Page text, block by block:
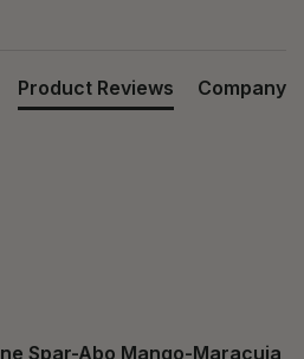
Product Reviews Company
Spar-Abo Mango-Maracuja